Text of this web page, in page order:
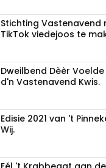
Stichting Vastenavend
TikTok viedejoos te
Dweilbend Dèèr
d'n Vastenavend Kwis.
Edisie 2021 van 't
Wij.